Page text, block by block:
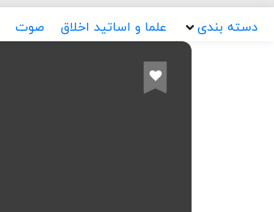
دسته بندی علما و اساتید اخلاق صوت